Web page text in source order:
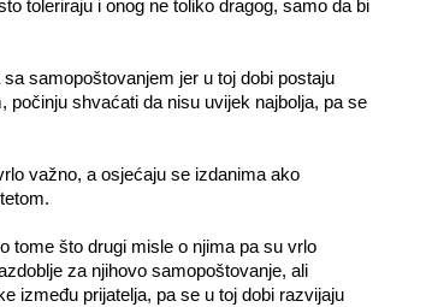
toleriraju i onog ne toliko dragog, samo da bi
samopoštovanjem jer u toj dobi postaju
shvaćati da nisu uvijek najbolja, pa se
važno, a osjećaju se izdanima ako
tome što drugi misle o njima pa su vrlo
za njihovo samopoštovanje, ali
između prijatelja, pa se u toj dobi razvijaju